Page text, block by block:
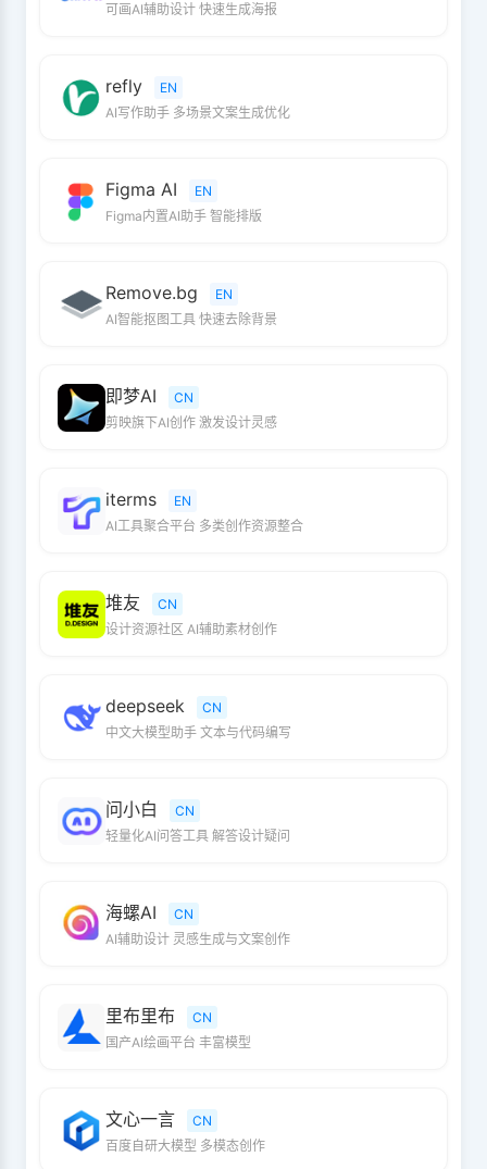
可画AI辅助设计 快速生成海报
refly
EN
AI写作助手 多场景文案生成优化
Figma AI
EN
Figma内置AI助手 智能排版
Remove.bg
EN
AI智能抠图工具 快速去除背景
即梦AI
CN
剪映旗下AI创作 激发设计灵感
iterms
EN
AI工具聚合平台 多类创作资源整合
堆友
CN
设计资源社区 AI辅助素材创作
deepseek
CN
中文大模型助手 文本与代码编写
问小白
CN
轻量化AI问答工具 解答设计疑问
海螺AI
CN
AI辅助设计 灵感生成与文案创作
里布里布
CN
国产AI绘画平台 丰富模型
文心一言
CN
百度自研大模型 多模态创作